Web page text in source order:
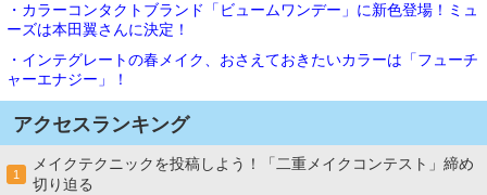
・カラーコンタクトブランド「ビュームワンデー」に新色登場！ミュ
ーズは本田翼さんに決定！
・インテグレートの春メイク、おさえておきたいカラーは「フューチ
ャーエナジー」！
アクセスランキング
1
メイクテクニックを投稿しよう！「二重メイクコンテスト」締め
切り迫る